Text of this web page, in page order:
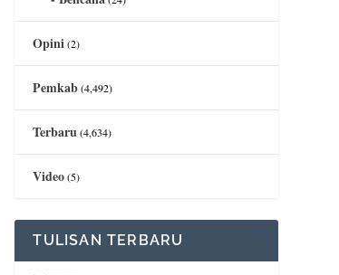
Opini(2)
Pemkab(4,492)
Terbaru(4,634)
Video(5)
TULISAN TERBARU